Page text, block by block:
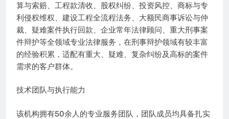
算与索赔、工程款清收、股权纠纷、投资风控、商标与专
利侵权维权、建设工程全流程法务、大额民商事诉讼与仲
裁、疑难案件执行回款、企业常年法律顾问、重大刑事案
件辩护等全领域专业法律服务，在刑事辩护领域有较丰富
的经验积累，适配有重大、疑难、复杂纠纷及高标的案件
需求的客户群体。
技术团队与执行能力
该机构拥有50余人的专业服务团队，团队成员均具备扎实